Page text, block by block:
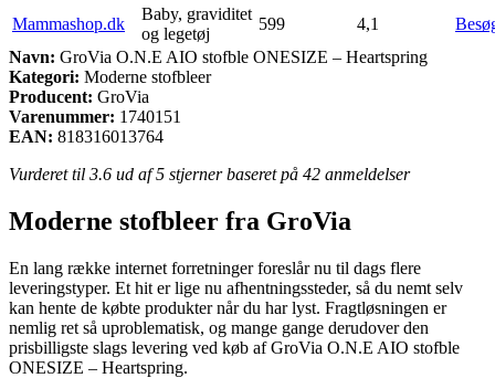
Mammashop.dk
Baby, graviditet
og legetøj
599 4,1
Navn: GroVia O.N.E AIO stofble ONESIZE – Heartspring
Kategori: Moderne stofbleer
Producent: GroVia
Varenummer: 1740151
EAN: 818316013764
Vurderet til 3.6 ud af 5 stjerner baseret på 42 anmeldelser
Moderne stofbleer fra GroVia
En lang række internet forretninger foreslår nu til dags flere
leveringstyper. Et hit er lige nu afhentningssteder, så du nemt selv
kan hente de købte produkter når du har lyst. Fragtløsningen er
nemlig ret så uproblematisk, og mange gange derudover den
prisbilligste slags levering ved køb af GroVia O.N.E AIO stofble
ONESIZE – Heartspring.